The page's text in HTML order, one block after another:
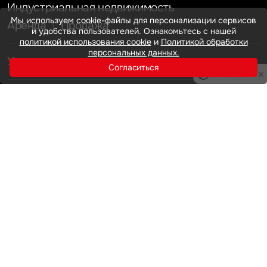
Индустриальная недвижимость
Аренда
Продажа
Услуги
Инвестиции
Земельные активы и девелопмент
Мы используем cookie-файлы для персонализации сервисов
и удобства пользователей. Ознакомьтесь с нашей
политикой использования cookieи Политикой обработки
персональных данных.
Согласиться